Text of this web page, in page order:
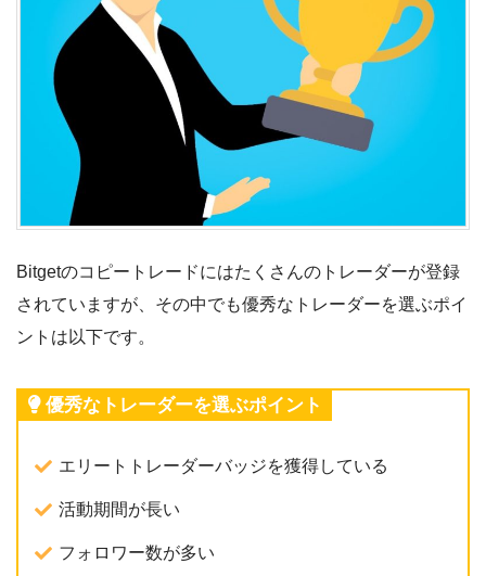
Bitgetのコピートレードにはたくさんのトレーダーが登録
されていますが、その中でも優秀なトレーダーを選ぶポイ
ントは以下です。
優秀なトレーダーを選ぶポイント
エリートトレーダーバッジを獲得している
活動期間が長い
フォロワー数が多い